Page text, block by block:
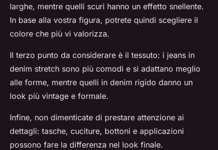
larghe, mentre quelli scuri hanno un effetto snellente.
In base alla vostra figura, potrete quindi scegliere il
colore che più vi valorizza.
Il terzo punto da considerare è il tessuto: i jeans in
denim stretch sono più comodi e si adattano meglio
alle forme, mentre quelli in denim rigido danno un
look più vintage e formale.
Infine, non dimenticate di prestare attenzione ai
dettagli: tasche, cuciture, bottoni e applicazioni
possono fare la differenza nel look finale.